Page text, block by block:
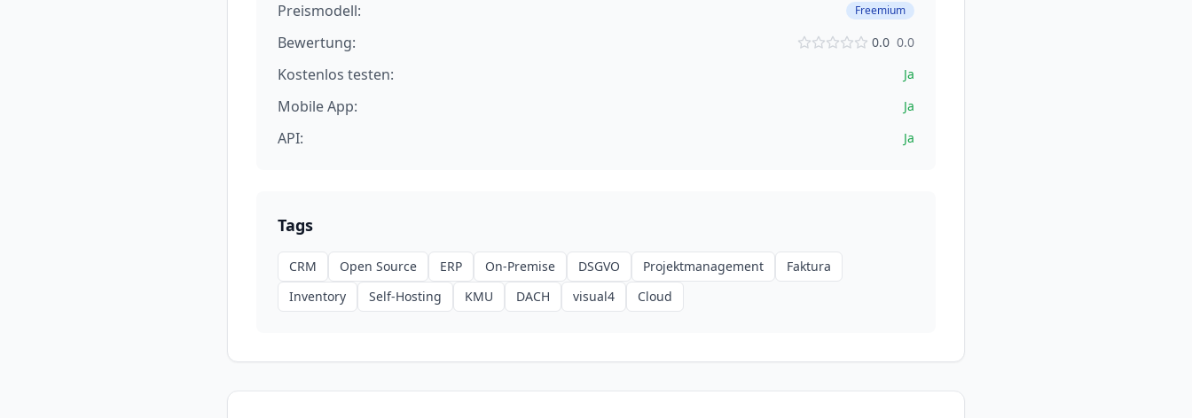
Preismodell: Freemium
Bewertung: 0.0 0.0
Kostenlos testen: Ja
Mobile App: Ja
API: Ja
Tags
CRM Open Source ERP On-Premise DSGVO Projektmanagement
Faktura
Inventory
Self-Hosting KMU DACH visual4 Cloud